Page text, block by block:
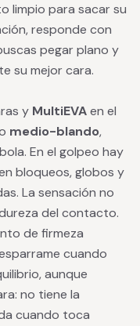
limpio para sacar su
responde con
pegar plano y
su mejor cara.
y MultiEVAen el
medio-blando,
En el golpeo hay
bloqueos, globos y
La sensación no
del contacto.
de firmeza
cuando
aunque
no tiene la
cuando toca